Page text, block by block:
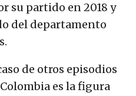
su partido en 2018 y
del departamento
de otros episodios
es la figura